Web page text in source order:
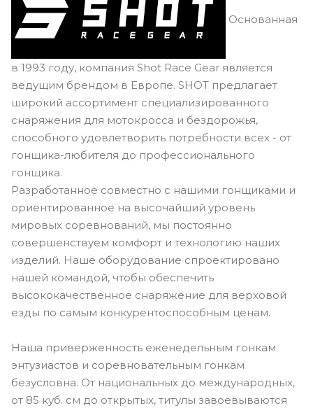
Основанная
в 1993 году, компания Shot Race Gear является
ведущим брендом в Европе. SHOT предлагает
широкий ассортимент специализированного
снаряжения для мотокросса и бездорожья,
способного удовлетворить потребности всех - от
гонщика-любителя до профессионального
гонщика.
Разработанное совместно с нашими гонщиками и
ориентированное на высочайший уровень
мировых соревнований, мы постоянно
совершенствуем комфорт и технологию наших
изделий. Наше оборудование спроектировано
нашей командой, чтобы обеспечить
высококачественное снаряжение для верховой
езды по самым конкурентоспособным ценам.
Наша приверженность еженедельным гонкам
энтузиастов и соревновательным гонкам
безусловна. От национальных до международных,
от 85 куб. см до открытых, титулы завоевываются